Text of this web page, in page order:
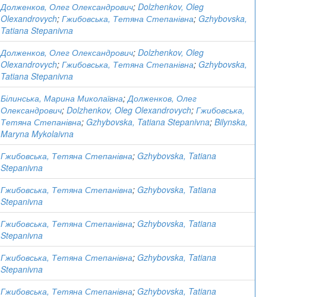
Долженков, Олег Олександрович; Dolzhenkov, Oleg
Olexandrovych; Гжибовська, Тетяна Степанівна; Gzhybovska,
Tatiana Stepanivna
Долженков, Олег Олександрович; Dolzhenkov, Oleg
Olexandrovych; Гжибовська, Тетяна Степанівна; Gzhybovska,
Tatiana Stepanivna
Білинська, Марина Миколаївна;Долженков, Олег
Олександрович; Dolzhenkov, Oleg Olexandrovych; Гжибовська,
Тетяна Степанівна; Gzhybovska, Tatiana Stepanivna; Bilynska,
Maryna Mykolaivna
Гжибовська, Тетяна Степанівна; Gzhybovska, Tatiana
Stepanivna
Гжибовська, Тетяна Степанівна; Gzhybovska, Tatiana
Stepanivna
Гжибовська, Тетяна Степанівна; Gzhybovska, Tatiana
Stepanivna
Гжибовська, Тетяна Степанівна; Gzhybovska, Tatiana
Stepanivna
Гжибовська, Тетяна Степанівна; Gzhybovska, Tatiana